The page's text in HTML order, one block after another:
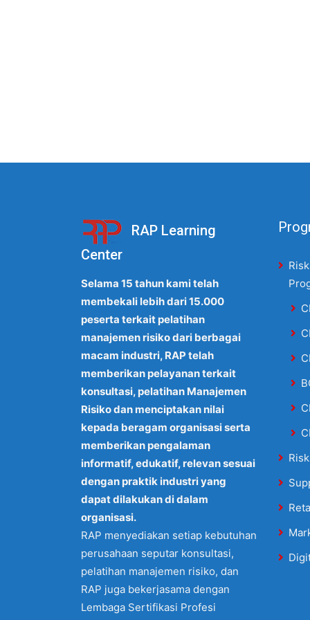
RAP Learning
Center
Selama 15 tahun kami telah
membekali lebih dari 15.000
peserta terkait pelatihan
manajemen risiko dari berbagai
macam industri, RAP telah
memberikan pelayanan terkait
konsultasi, pelatihan Manajemen
Risiko dan menciptakan nilai
kepada beragam organisasi serta
memberikan pengalaman
informatif, edukatif, relevan sesuai
dengan praktik industri yang
dapat dilakukan di dalam
organisasi.
RAP menyediakan setiap kebutuhan
perusahaan seputar konsultasi,
pelatihan manajemen risiko, dan
RAP juga bekerjasama dengan
Lembaga Sertifikasi Profesi